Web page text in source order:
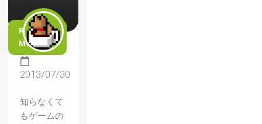
READ
MORE
2013/07/30
知らなくて
もゲームの